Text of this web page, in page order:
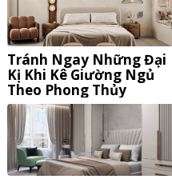
Tránh Ngay Những Đại
Kị Khi Kê Giường Ngủ
Theo Phong Thủy